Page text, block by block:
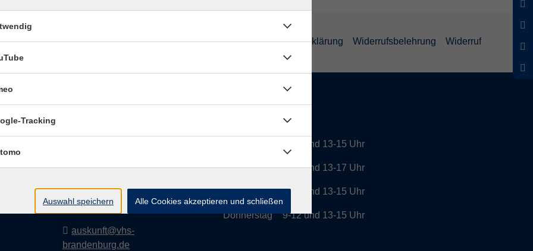
Impressum Datenschutzerklärung Widerrufsbelehrung Widerruf
Havel
Upstallstraße 25
14772 Brandenburg an der
Havel
auskunft@vhs-
brandenburg.de
Dienstag
Mittwoch
Donnerstag
9-12 und 13-15 Uhr
9-12 und 13-17 Uhr
9-12 und 13-15 Uhr
9-12 und 13-15 Uhr
Tracking
Auswahl speichern Alle Cookies akzeptieren und schließen